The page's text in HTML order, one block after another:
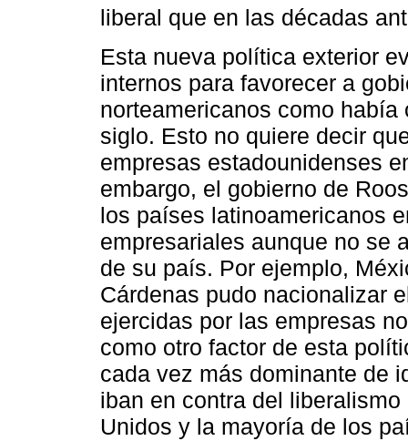
liberal que en las décadas
Esta nueva política exterior
internos para favorecer a
norteamericanos como
siglo. Esto no quiere decir
empresas estadounidenses
embargo, el gobierno de
los países latinoamericanos
empresariales aunque no se
de su país. Por ejemplo,
Cárdenas pudo nacionalizar
ejercidas por las empresas
como otro factor de esta
cada vez más dominante de
iban en contra del
Unidos y la mayoría de los